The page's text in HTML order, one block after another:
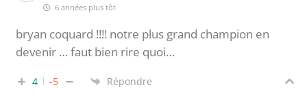
6 années plus tôt
bryan coquard !!!! notre plus grand champion en
devenir … faut bien rire quoi…
4 -5 Répondre